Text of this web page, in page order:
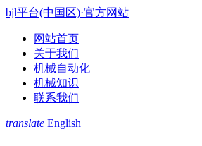
bjl平台(中国区)·官方网站
网站首页
关于我们
机械自动化
机械知识
联系我们
translate English